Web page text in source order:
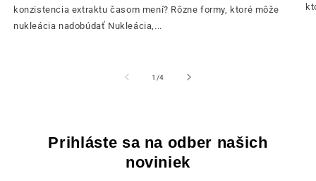
konzistencia extraktu časom mení? Rôzne formy, ktoré môže
nukleácia nadobúdať Nukleácia,...
1 /z4
Prihláste sa na odber našich
noviniek